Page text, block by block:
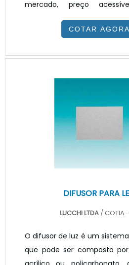
mercado, preço
consumo de energia, sendo
obter excelência em
entre outros. A
iluminação pode ser
desafiador. Diversos
COTAR AGORA
DIFUSOR PARA
LUCCHI LTDA / COTIA
O difusor de luz é um
que pode ser composto